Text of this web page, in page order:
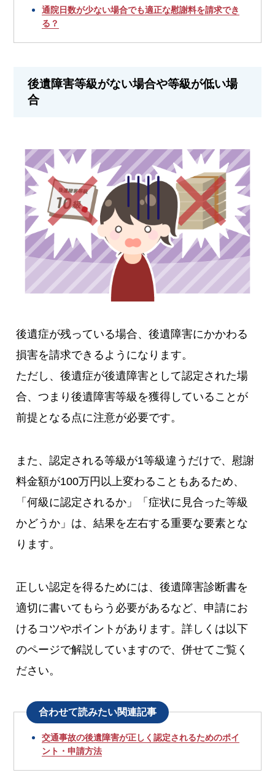
通院日数が少ない場合でも適正な慰謝料を請求でき
る？
後遺障害等級がない場合や等級が低い場
合
後遺症が残っている場合、後遺障害にかかわる
損害を請求できるようになります。
ただし、後遺症が後遺障害として認定された場
合、つまり後遺障害等級を獲得していることが
前提となる点に注意が必要です。
また、認定される等級が1等級違うだけで、慰謝
料金額が100万円以上変わることもあるため、
「何級に認定されるか」「症状に見合った等級
かどうか」は、結果を左右する重要な要素とな
ります。
正しい認定を得るためには、後遺障害診断書を
適切に書いてもらう必要があるなど、申請にお
けるコツやポイントがあります。詳しくは以下
のページで解説していますので、併せてご覧く
ださい。
合わせて読みたい関連記事
交通事故の後遺障害が正しく認定されるためのポイ
ント・申請方法